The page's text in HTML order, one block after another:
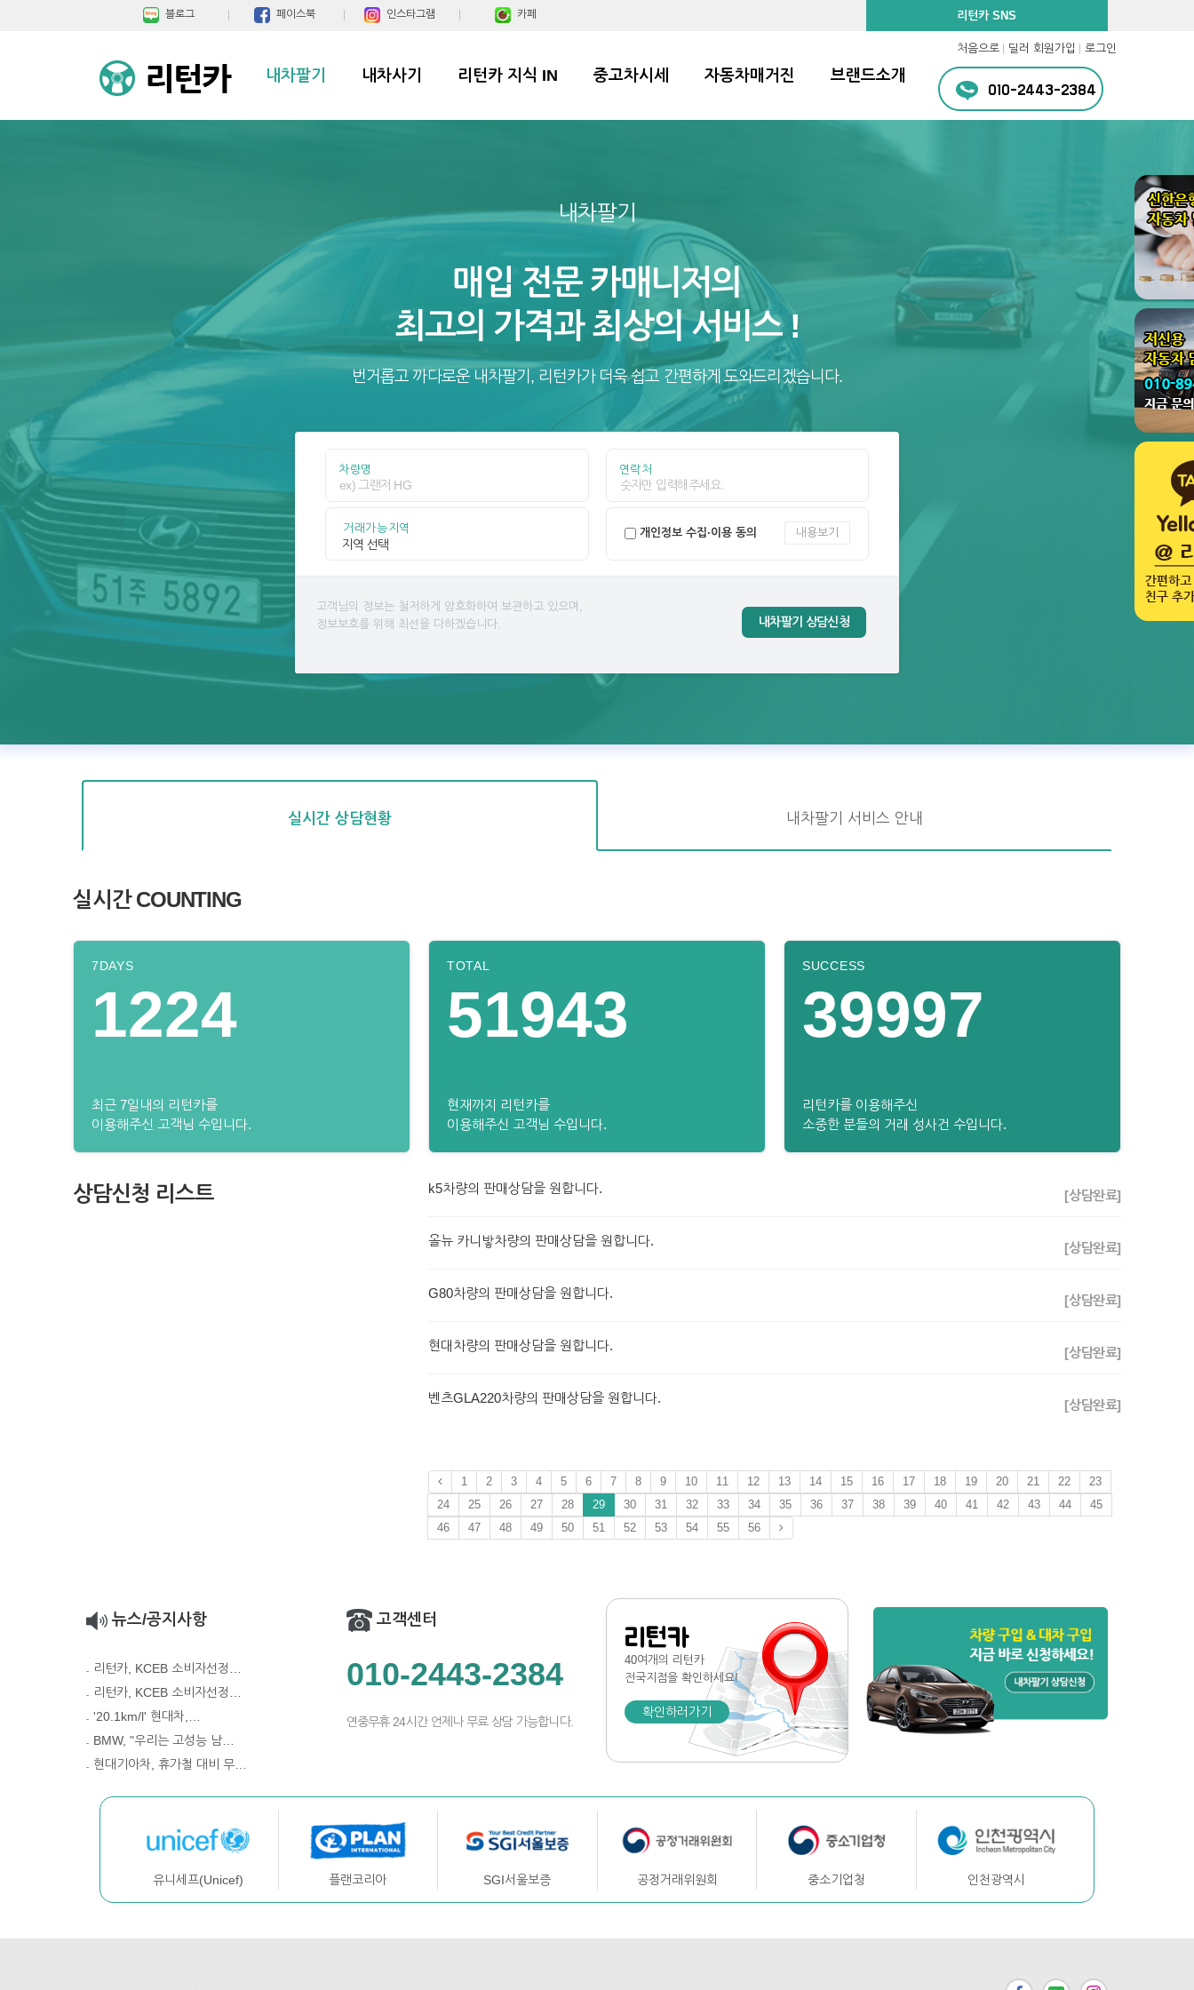
블로그 페이스북 인스타그램 카페 리턴카 SNS
내차팔기 내차사기 리턴카 지식 IN 중고차시세 자동차매거진 브랜드소개
처음으로 딜러 회원가입 로그인
010-2443-2384
내차팔기
매입 전문 카매니저의
최고의 가격과 최상의 서비스 !
번거롭고 까다로운 내차팔기, 리턴카가 더욱 쉽고 간편하게 도와드리겠습니다.
차량명 연락처
거래가능지역 개인정보 수집·이용 동의 내용보기
고객님의 정보는 철저하게 암호화하여 보관하고 있으며,
정보보호를 위해 최선을 다하겠습니다.
내차팔기 상담신청
실시간 상담현황 내차팔기 서비스 안내
실시간 COUNTING
7DAYS
1224
최근 7일내의 리턴카를
이용해주신 고객님 수입니다.
TOTAL
51943
현재까지 리턴카를
이용해주신 고객님 수입니다.
SUCCESS
39997
리턴카를 이용해주신
소중한 분들의 거래 성사건 수입니다.
상담신청 리스트 k5차량의 판매상담을 원합니다. [상담완료]
올뉴 카니밯차량의 판매상담을 원합니다. [상담완료]
G80차량의 판매상담을 원합니다. [상담완료]
현대차량의 판매상담을 원합니다. [상담완료]
벤츠GLA220차량의 판매상담을 원합니다. [상담완료]
1 2 3 4 5 6 7 8 9 10 11 12 13 14 15 16 17 18 19 20 21 22
23
24
25 26 27 28 29 30 31 32 33 34 35 36 37 38 39 40 41 42 43 44
45
46
47 48 49 50 51 52 53 54 55 56
뉴스/공지사항
리턴카, KCEB 소비자선정…
리턴카, KCEB 소비자선정…
'20.1km/l' 현대차,…
BMW, "우리는 고성능 남…
현대기아차, 휴가철 대비 무…
고객센터
010-2443-2384
연중무휴 24시간 언제나 무료 상담 가능합니다.
리턴카
40여개의 리턴카
전국지점을 확인하세요!
확인하러가기
유니세프(Unicef) 플랜코리아 SGI서울보증 공정거래위원회 중소기업청 인천광역시